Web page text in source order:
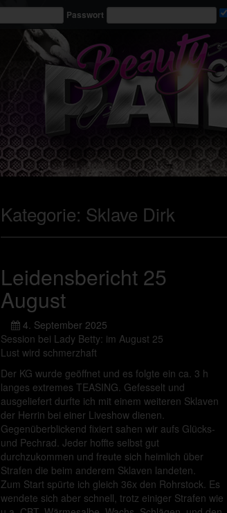
Passwort
Kategorie: Sklave Dirk
Leidensbericht 25
August
4. September 2025
Session bei Lady Betty: im August 25
Lust wird schmerzhaft
Der KG wurde geöffnet und es folgte ein ca. 3 h
langes extremes TEASING. Gefesselt und
ausgeliefert durfte ich mit einem weiteren Sklaven
der Herrin bei einer Liveshow dienen.
Gegenüberblickend fixiert sahen wir aufs Glücks-
und Pechrad. Jeder hoffte selbst gut
durchzukommen und freute sich heimlich über
Strafen die beim anderem Sklaven landeten.
Zum Start spürte ich gleich 36x den Rohrstock. Es
wendete sich aber schnell, trotz einiger Strafen wie